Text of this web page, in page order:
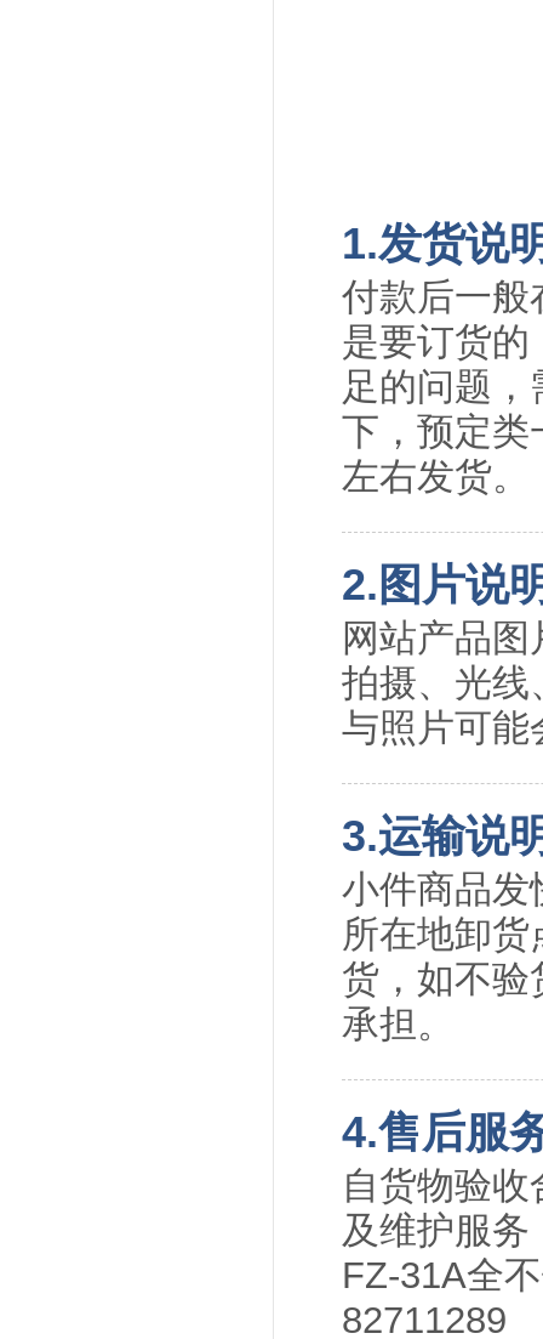
1.发货说
付款后一般
是要订货的
足的问题
下，预定类
左右发货。
2.图片说
网站产品
拍摄、光线
与照片可能
3.运输说
小件商品发
所在地卸
货，如不验
承担。
4.售后服
自货物验
及维护服
FZ-31A全
82711289